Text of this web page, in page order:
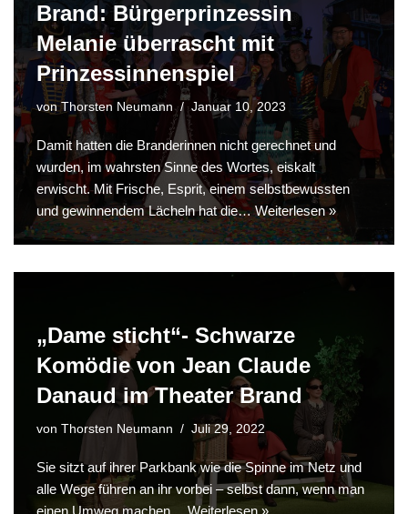
Brand: Bürgerprinzessin
Melanie überrascht mit
Prinzessinnenspiel
vonThorsten Neumann Januar 10, 2023
Damit hatten die Branderinnen nicht gerechnet und
wurden, im wahrsten Sinne des Wortes, eiskalt
erwischt. Mit Frische, Esprit, einem selbstbewussten
und gewinnendem Lächeln hat die…Weiterlesen »
„Dame sticht“- Schwarze
Komödie von Jean Claude
Danaud im Theater Brand
von Thorsten Neumann Juli 29, 2022
Sie sitzt auf ihrer Parkbank wie die Spinne im Netz und
alle Wege führen an ihr vorbei – selbst dann, wenn man